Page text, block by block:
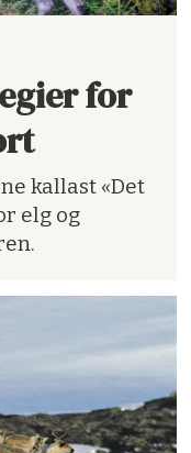
for
kallast «Det
elg og